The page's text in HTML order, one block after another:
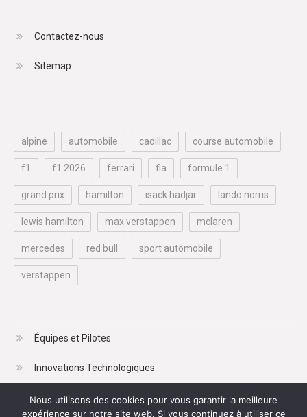
Contactez-nous
Sitemap
alpine automobile cadillac course automobile
f1 f1 2026 ferrari fia formule 1
grand prix hamilton isack hadjar lando norris
lewis hamilton max verstappen mclaren
mercedes red bull sport automobile
verstappen
Équipes et Pilotes
Innovations Technologiques
Résultats et Classements
Nous utilisons des cookies pour vous garantir la meilleure
expérience sur notre site web. Si vous continuez à utiliser ce